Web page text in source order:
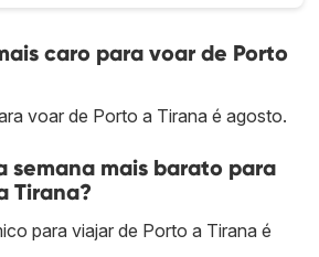
caro para voar de Porto
voar de Porto a Tirana é agosto.
semana mais barato para
Tirana?
para viajar de Porto a Tirana é